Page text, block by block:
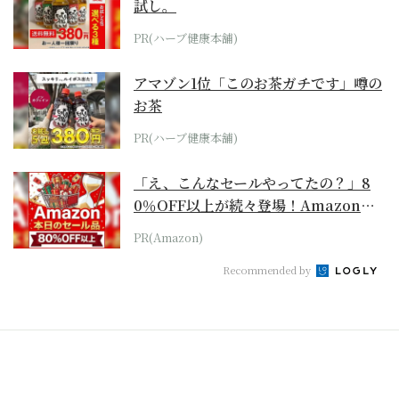
試し。
PR(ハーブ健康本舗)
アマゾン1位「このお茶ガチです」噂の
お茶
PR(ハーブ健康本舗)
「え、こんなセールやってたの？」8
0％OFF以上が続々登場！Amazonの
本気が...
PR(Amazon)
Recommended by